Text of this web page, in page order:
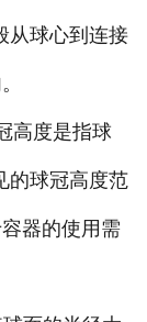
从球心到连接
高度是指球
的球冠高度范
器的使用需